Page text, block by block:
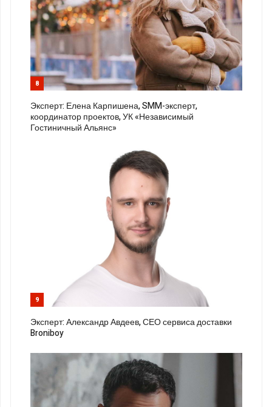
8
Эксперт: Елена Карпишена, SMM-эксперт,
координатор проектов, УК «Независимый
Гостиничный Альянс»
9
Эксперт: Александр Авдеев, СЕО сервиса доставки
Broniboy